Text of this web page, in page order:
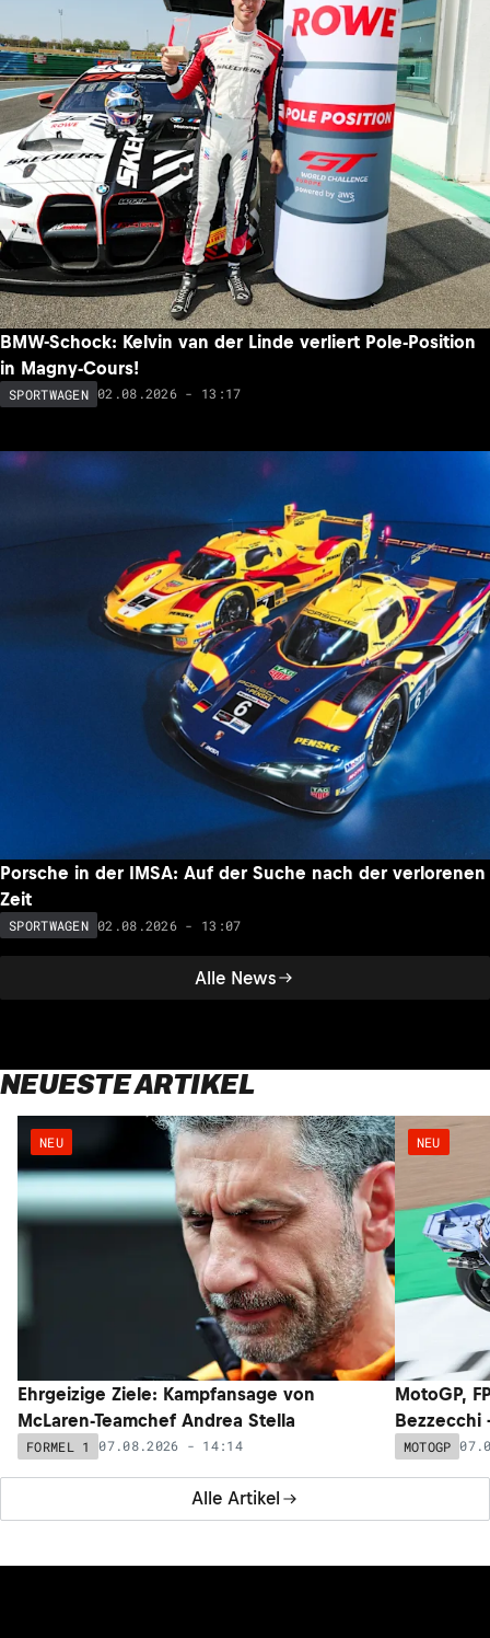
Alle News
BMW-Schock: Kelvin van der Linde verliert Pole-Position
in Magny-Cours!
SPORTWAGEN 02.08.2026 - 13:17
Porsche in der IMSA: Auf der Suche nach der verlorenen
Zeit
SPORTWAGEN 02.08.2026 - 13:07
NEUESTE ARTIKEL
Alle Artikel
NEU
Ehrgeizige Ziele: Kampfansage von
McLaren-Teamchef Andrea Stella
FORMEL 1 07.08.2026 - 14:14
NEU
MotoGP,
Bezzecchi
MOTOGP